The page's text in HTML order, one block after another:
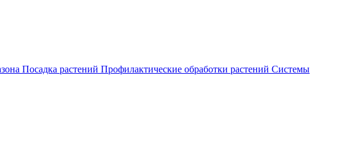
Посадка растений Профилактические обработки растений Системы